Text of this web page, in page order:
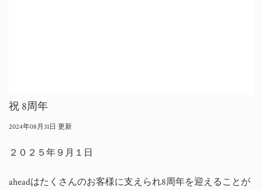
祝 8周年
2024年08月31日 更新
２０２５年９月１日
aheadはたくさんのお客様に支えられ8周年を迎えることが